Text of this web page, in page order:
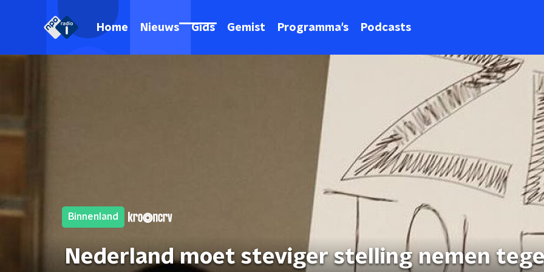
Home Nieuws Gids Gemist Programma's Podcasts
Binnenland
Nederland moet steviger stelling nemen